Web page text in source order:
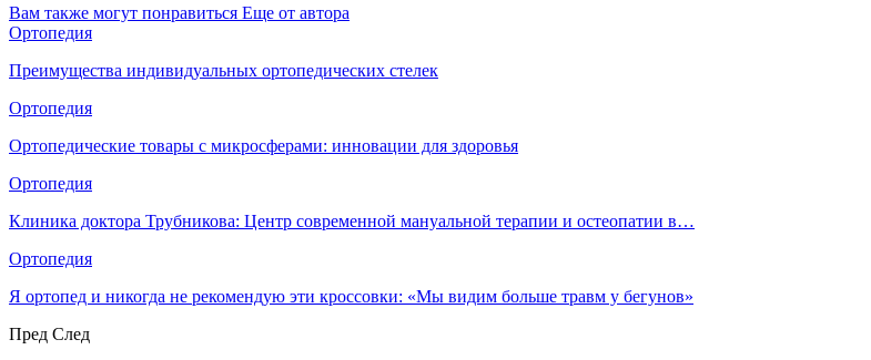
Вам также могут понравиться Еще от автора
Ортопедия
Преимущества индивидуальных ортопедических стелек
Ортопедия
Ортопедические товары с микросферами: инновации для здоровья
Ортопедия
Клиника доктора Трубникова: Центр современной мануальной терапии и остеопатии в…
Ортопедия
Я ортопед и никогда не рекомендую эти кроссовки: «Мы видим больше травм у бегунов»
Пред След